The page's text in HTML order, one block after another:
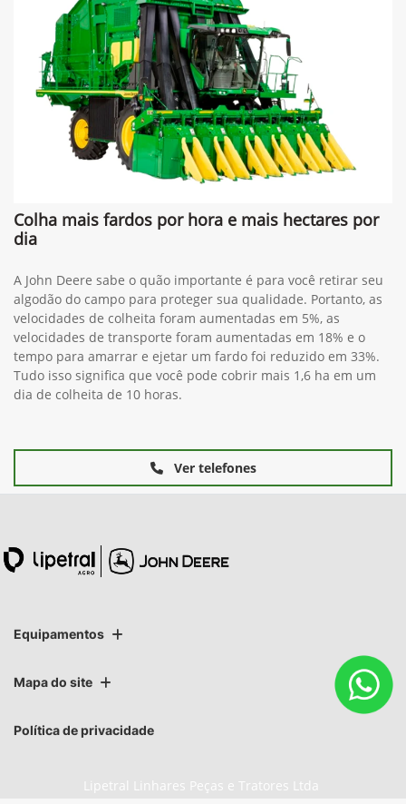
Colha mais fardos por hora e mais hectares por
dia
A John Deere sabe o quão importante é para você retirar seu
algodão do campo para proteger sua qualidade. Portanto, as
velocidades de colheita foram aumentadas em 5%, as
velocidades de transporte foram aumentadas em 18% e o
tempo para amarrar e ejetar um fardo foi reduzido em 33%.
Tudo isso significa que você pode cobrir mais 1,6 ha em um
dia de colheita de 10 horas.
Ver telefones
Equipamentos
Mapa do site
Política de privacidade
Lipetral Linhares Peças e Tratores Ltda